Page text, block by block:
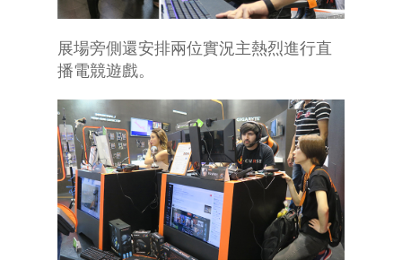
展場旁側還安排兩位實況主熱烈進行直
播電競遊戲。